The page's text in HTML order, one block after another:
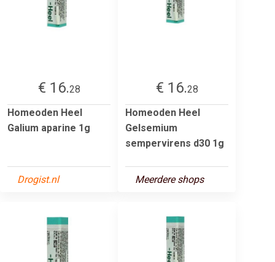
€ 16.28
Homeoden Heel
Galium aparine 1g
Drogist.nl
€ 16.28
Homeoden Heel
Gelsemium
sempervirens d30 1g
Meerdere shops